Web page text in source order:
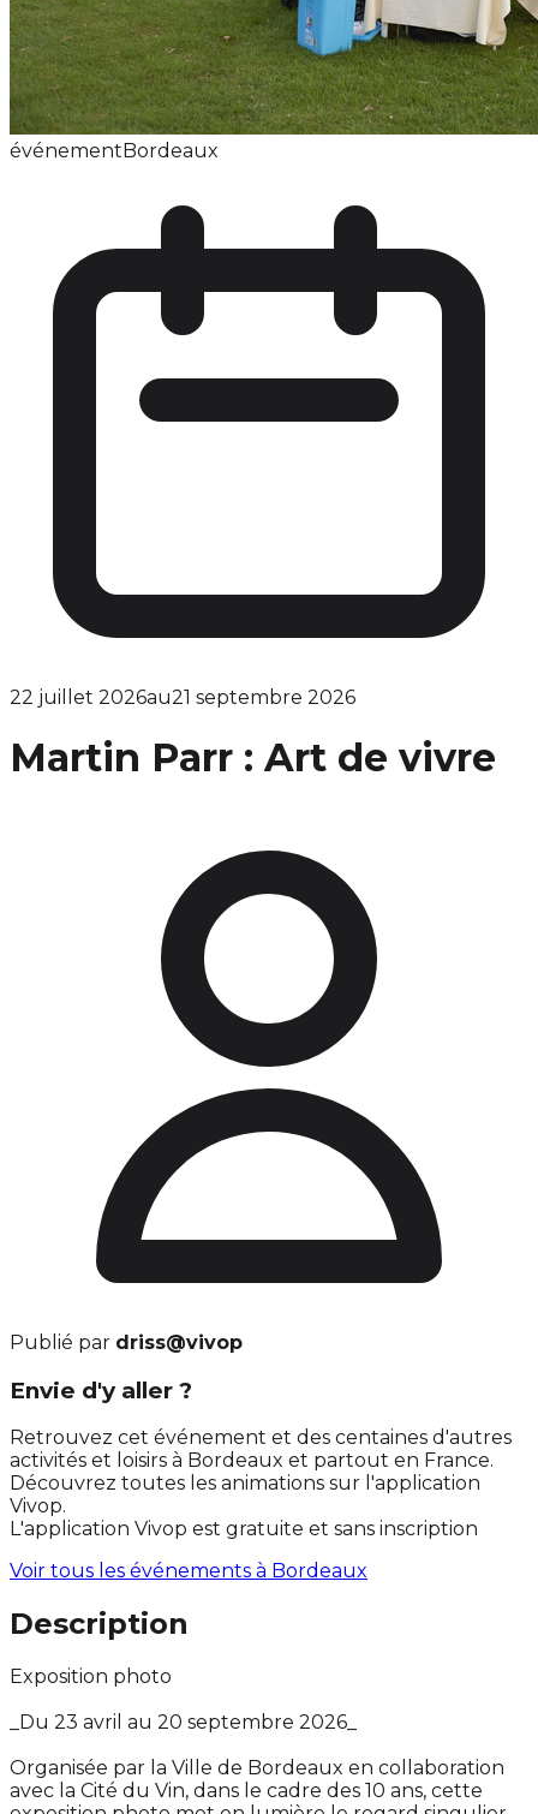
événementBordeaux
22 juillet 2026au21 septembre 2026
Martin Parr : Art de vivre
Publié par driss@vivop
Envie d'y aller ?
Retrouvez cet événement et des centaines d'autres
activités et loisirs à Bordeaux et partout en France.
Découvrez toutes les animations sur l'application
Vivop.
L'application Vivop est gratuite et sans inscription
Voir tous les événements à Bordeaux
Description
Exposition photo
_Du 23 avril au 20 septembre 2026_
Organisée par la Ville de Bordeaux en collaboration
avec la Cité du Vin, dans le cadre des 10 ans, cette